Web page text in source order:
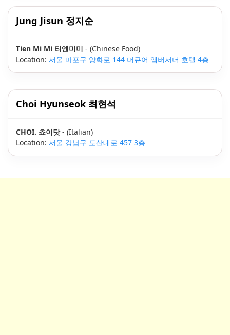
Jung Jisun 정지순
Tien Mi Mi 티엔미미 - (Chinese Food)
Location: 서울 마포구 양화로 144 머큐어 앰버서더 호텔 4층
Choi Hyunseok 최현석
CHOI. 쵸이닷- (Italian)
Location: 서울 강남구 도산대로 457 3층